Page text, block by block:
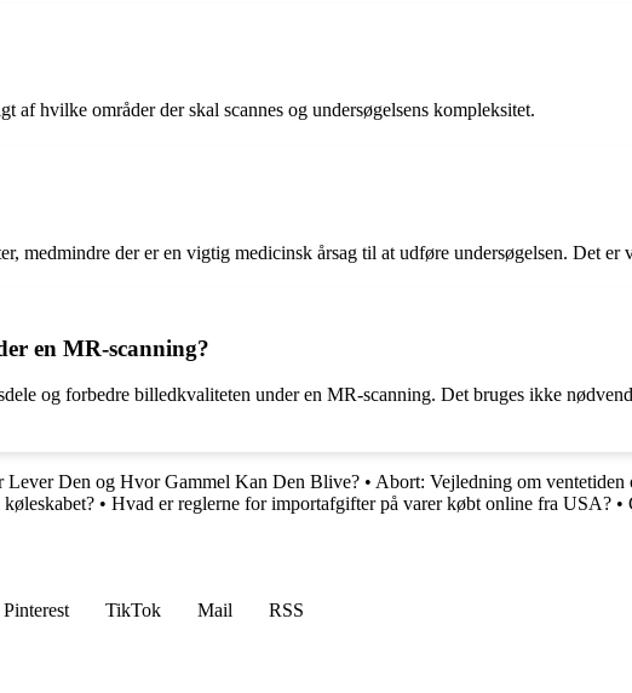
hvilke områder der skal scannes og undersøgelsens kompleksitet.
medmindre der er en vigtig medicinsk årsag til at udføre undersøgelsen. Det
en MR-scanning?
og forbedre billedkvaliteten under en MR-scanning. Det bruges ikke
Lever Den og Hvor Gammel Kan Den Blive? • Abort: Vejledning om ventetiden
• Hvad er reglerne for importafgifter på varer købt online fra USA? •
Pinterest TikTok Mail
RSS